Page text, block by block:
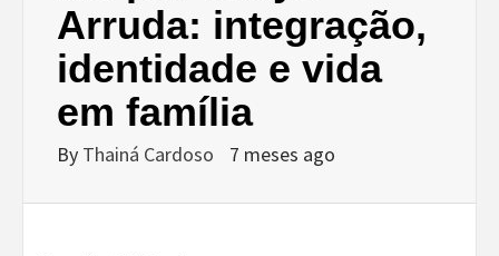
Arruda: integração,
identidade e vida
em família
By Thainá Cardoso 7 meses ago